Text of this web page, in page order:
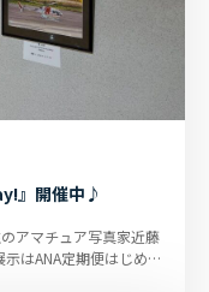
』開催中♪
アマチュア写真家近藤
はANA定期便はじめ